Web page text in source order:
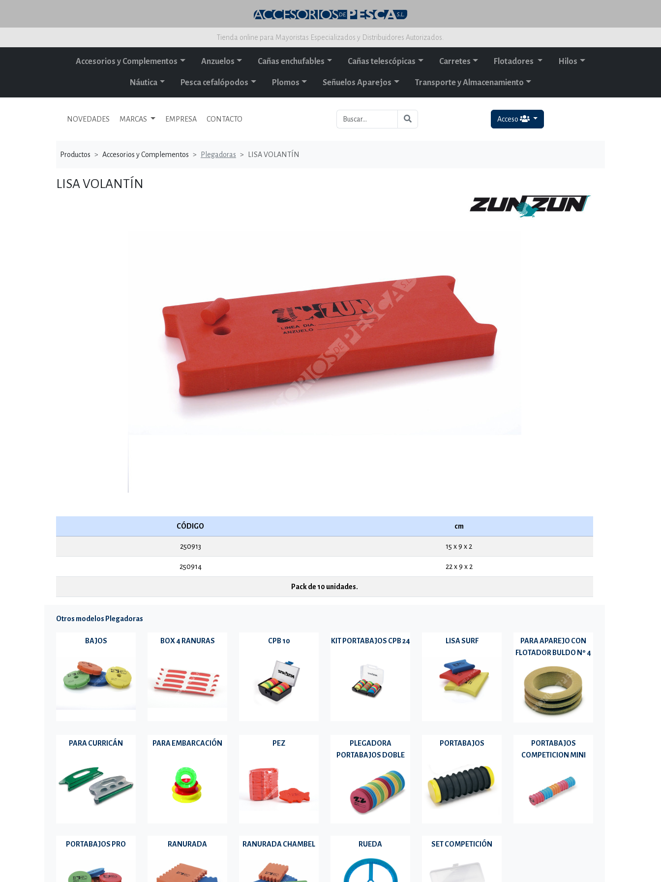
Tienda online para Mayoristas Especializados y Distribuidores Autorizados.
Accesorios y Complementos Anzuelos Cañas enchufables Cañas telescópicas Carretes Flotadores Hilos
Náutica Pesca cefalópodos Plomos Señuelos Aparejos Transporte y Almacenamiento
NOVEDADES MARCAS EMPRESA CONTACTO Acceso
Productos Accesorios y Complementos Plegadoras LISA VOLANTÍN
LISA VOLANTÍN
CÓDIGO cm
250913 15 x 9 x 2
250914 22 x 9 x 2
Pack de 10 unidades.
Otros modelos Plegadoras
BAJOS BOX 4 RANURAS CPB 10 KIT PORTABAJOS CPB 24 LISA SURF
PARA APAREJO CON
FLOTADOR BULDO Nº 4
PARA CURRICÁN PARA EMBARCACIÓN PEZ
PLEGADORA
PORTABAJOS DOBLE
PORTABAJOS
PORTABAJOS
COMPETICION MINI
PORTABAJOS PRO RANURADA RANURADA CHAMBEL RUEDA SET COMPETICIÓN